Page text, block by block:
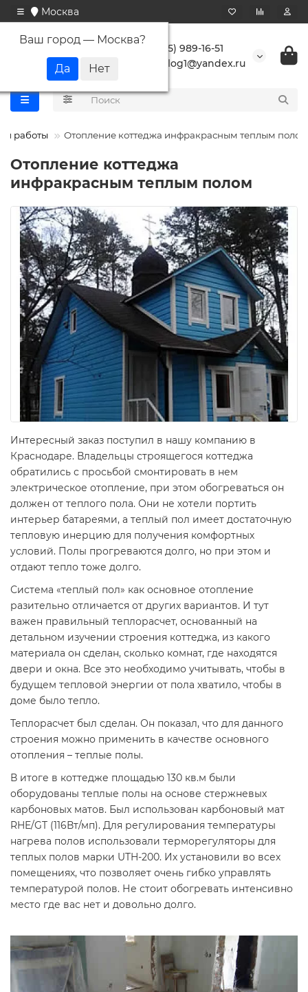
Москва
Ваш город — Москва?
+7 (495) 989-16-51
buranlog1@yandex.ru
работы Отопление коттеджа инфракрасным теплым полом
Отопление коттеджа
инфракрасным теплым полом
Интересный заказ поступил в нашу компанию в
Краснодаре. Владельцы строящегося коттеджа
обратились с просьбой смонтировать в нем
электрическое отопление, при этом обогреваться он
должен от теплого пола. Они не хотели портить
интерьер батареями, а теплый пол имеет достаточную
тепловую инерцию для получения комфортных
условий. Полы прогреваются долго, но при этом и
отдают тепло тоже долго.
Система «теплый пол» как основное отопление
разительно отличается от других вариантов. И тут
важен правильный теплорасчет, основанный на
детальном изучении строения коттеджа, из какого
материала он сделан, сколько комнат, где находятся
двери и окна. Все это необходимо учитывать, чтобы в
будущем тепловой энергии от пола хватило, чтобы в
доме было тепло.
Теплорасчет был сделан. Он показал, что для данного
строения можно применить в качестве основного
отопления – теплые полы.
В итоге в коттедже площадью 130 кв.м были
оборудованы теплые полы на основе стержневых
карбоновых матов. Был использован карбоновый мат
RHE/GT (116Вт/мп). Для регулирования температуры
нагрева полов использовали терморегуляторы для
теплых полов марки UTH-200. Их установили во всех
помещениях, что позволяет очень гибко управлять
температурой полов. Не стоит обогревать интенсивно
место где вас нет и довольно долго.